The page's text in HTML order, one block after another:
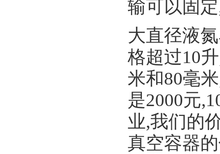
输可以固
大直径液
格超过10
米和80毫
是2000元
业,我们的
真空容器